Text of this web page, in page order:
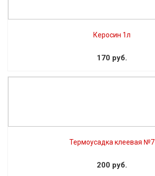
Керосин 1л
170 руб.
Термоусадка клеевая №7
200 руб.